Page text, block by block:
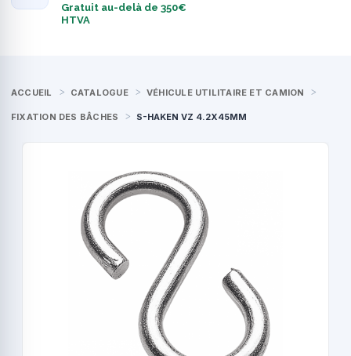
Gratuit au-delà de 350€
HTVA
ACCUEIL CATALOGUE VÉHICULE UTILITAIRE ET CAMION
FIXATION DES BÂCHES S-HAKEN VZ 4.2X45MM